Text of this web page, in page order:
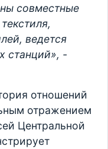
совместные
ведется
станций», -
отношений
отражением
Центральной